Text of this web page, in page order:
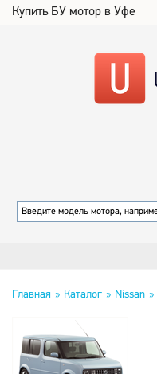
Купить БУ мотор в Уфе
Главная Каталог Nissan